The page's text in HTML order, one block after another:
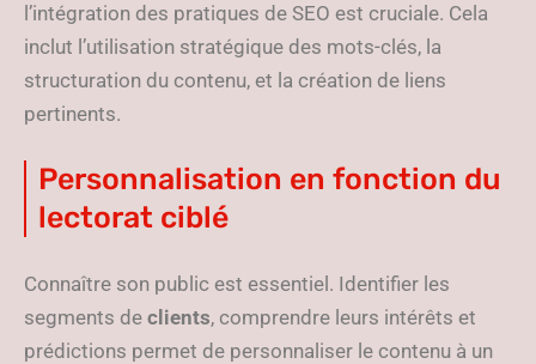
l’intégration des pratiques de SEO est cruciale. Cela
inclut l’utilisation stratégique des mots-clés, la
structuration du contenu, et la création de liens
pertinents.
Personnalisation en fonction du
lectorat ciblé
Connaître son public est essentiel. Identifier les
segments de clients, comprendre leurs intérêts et
prédictions permet de personnaliser le contenu à un